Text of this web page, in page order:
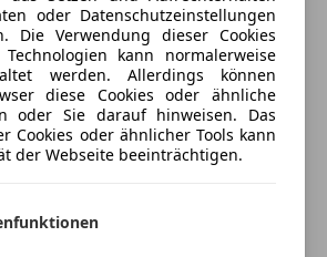
Comfort Federung
der Türen hinten
vorne & hinten
Jetzt berechnen
5 von 5
oder Datenschutzeinstellungen
Die Verwendung dieser Cookies
kann normalerweise
werden. Allerdings können
diese Cookies oder ähnliche
oder Sie darauf hinweisen. Das
Cookies oder ähnlicher Tools kann
der Webseite beeinträchtigen.